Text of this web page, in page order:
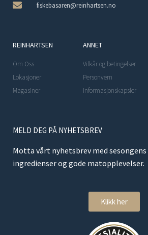
fiskebasaren@reinhartsen.no
REINHARTSEN
Om Oss
Lokasjoner
Magasiner
ANNET
Vilkår og betingelser
Personvern
Informasjonskapsler
MELD DEG PÅ NYHETSBREV
Motta vårt nyhetsbrev med sesongens
ingredienser og gode matopplevelser.
Klikk her